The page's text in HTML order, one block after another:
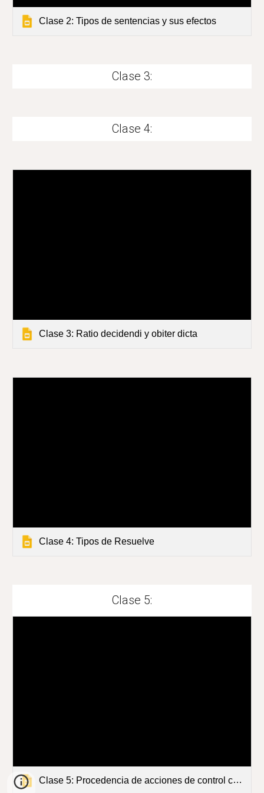
Clase 2: Tipos de sentencias y sus efectos
Clase 3:
Clase 4:
Clase 3: Ratio decidendi y obiter dicta
Clase 4: Tipos de Resuelve
Clase 5:
Clase 5: Procedencia de acciones de control constitucional